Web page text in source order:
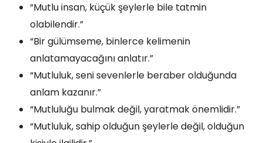
“Mutlu insan, küçük şeylerle bile tatmin
olabilendir.”
“Bir gülümseme, binlerce kelimenin
anlatamayacağını anlatır.”
“Mutluluk, seni sevenlerle beraber olduğunda
anlam kazanır.”
“Mutluluğu bulmak değil, yaratmak önemlidir.”
“Mutluluk, sahip olduğun şeylerle değil, olduğun